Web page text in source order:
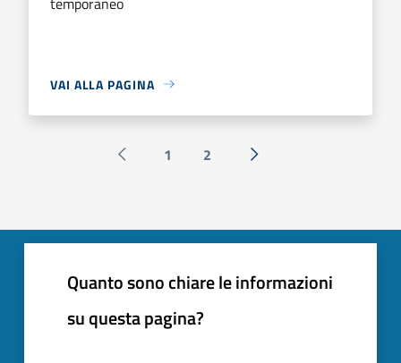
VAI ALLA PAGINA
Pagina precedente
1 2 Successiva »
Quanto sono chiare le informazioni
su questa pagina?